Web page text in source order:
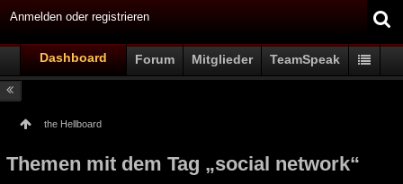
Anmelden oder registrieren
Dashboard Forum Mitglieder TeamSpeak
the Hellboard
Themen mit dem Tag „social network“